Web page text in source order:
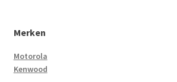
Merken
Motorola
Kenwood